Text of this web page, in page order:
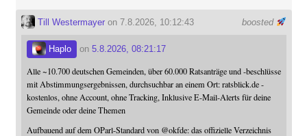
boosted
Till Westermayeron 7.8.2026, 10:12:43
Haplo on 5.8.2026, 08:21:17
Alle ~10.700 deutschen Gemeinden, über 60.000 Ratsanträge und -beschlüsse
mit Abstimmungsergebnissen, durchsuchbar an einem Ort: ratsblick.de -
kostenlos, ohne Account, ohne Tracking, Inklusive E-Mail-Alerts für deine
Gemeinde oder deine Themen
Aufbauend auf dem OParl-Standard von @okfde: das offizielle Verzeichnis